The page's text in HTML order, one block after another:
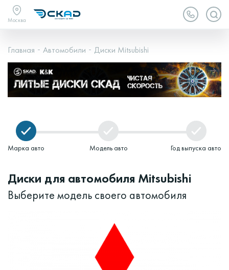
Москва
Главная Автомобили Диски Mitsubishi
Марка авто Модель авто Год выпуска авто
Диски для автомобиля Mitsubishi
Выберите модель своего автомобиля